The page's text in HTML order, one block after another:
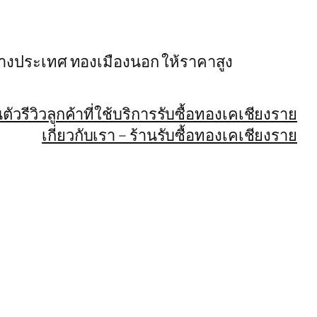
ประเทศ ทองเมืองนอก ให้ราคาสูง
วรีวิวลูกค้าที่ใช้บริการรับซื้อทองเคเชียงราย
เกี่ยวกับเรา – ร้านรับซื้อทองเคเชียงราย